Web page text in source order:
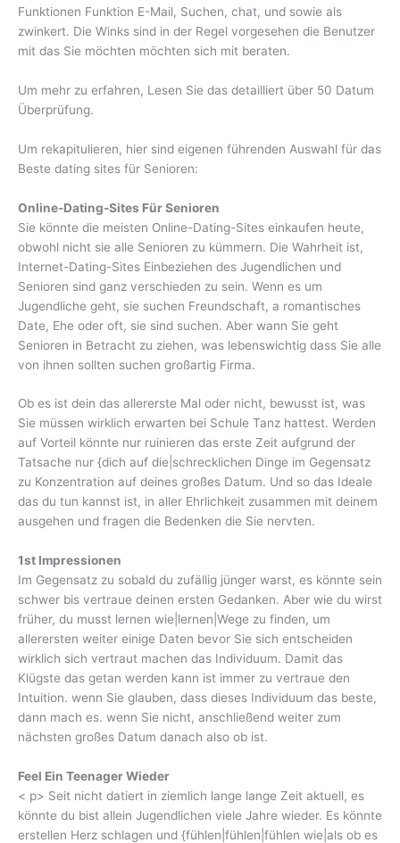
Funktionen Funktion E-Mail, Suchen, chat, und sowie als
zwinkert. Die Winks sind in der Regel vorgesehen die Benutzer
mit das Sie möchten möchten sich mit beraten.
Um mehr zu erfahren, Lesen Sie das detailliert über 50 Datum
Überprüfung.
Um rekapitulieren, hier sind eigenen führenden Auswahl für das
Beste dating sites für Senioren:
Online-Dating-Sites Für Senioren
Sie könnte die meisten Online-Dating-Sites einkaufen heute,
obwohl nicht sie alle Senioren zu kümmern. Die Wahrheit ist,
Internet-Dating-Sites Einbeziehen des Jugendlichen und
Senioren sind ganz verschieden zu sein. Wenn es um
Jugendliche geht, sie suchen Freundschaft, a romantisches
Date, Ehe oder oft, sie sind suchen. Aber wann Sie geht
Senioren in Betracht zu ziehen, was lebenswichtig dass Sie alle
von ihnen sollten suchen großartig Firma.
Ob es ist dein das allererste Mal oder nicht, bewusst ist, was
Sie müssen wirklich erwarten bei Schule Tanz hattest. Werden
auf Vorteil könnte nur ruinieren das erste Zeit aufgrund der
Tatsache nur {dich auf die|schrecklichen Dinge im Gegensatz
zu Konzentration auf deines großes Datum. Und so das Ideale
das du tun kannst ist, in aller Ehrlichkeit zusammen mit deinem
ausgehen und fragen die Bedenken die Sie nervten.
1st Impressionen
Im Gegensatz zu sobald du zufällig jünger warst, es könnte sein
schwer bis vertraue deinen ersten Gedanken. Aber wie du wirst
früher, du musst lernen wie|lernen|Wege zu finden, um
allerersten weiter einige Daten bevor Sie sich entscheiden
wirklich sich vertraut machen das Individuum. Damit das
Klügste das getan werden kann ist immer zu vertraue den
Intuition. wenn Sie glauben, dass dieses Individuum das beste,
dann mach es. wenn Sie nicht, anschließend weiter zum
nächsten großes Datum danach also ob ist.
Feel Ein Teenager Wieder
< p> Seit nicht datiert in ziemlich lange lange Zeit aktuell, es
könnte du bist allein Jugendlichen viele Jahre wieder. Es könnte
erstellen Herz schlagen und {fühlen|fühlen|fühlen wie|als ob es